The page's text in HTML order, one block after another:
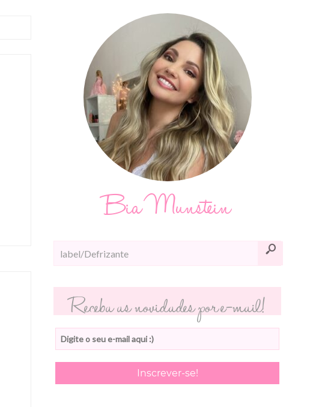
Bia Munstein
Receba as novidades por e-mail!